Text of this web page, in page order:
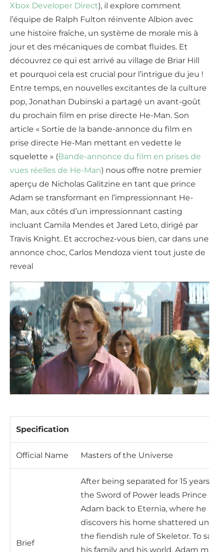
Xbox Developer Direct), il explore comment
l’équipe de Ralph Fulton réinvente Albion avec
une histoire fraîche, un système de morale mis à
jour et des mécaniques de combat fluides. Et
découvrez ce qui est arrivé au village de Briar Hill
et pourquoi cela est crucial pour l’intrigue du jeu !
Entre temps, en nouvelles excitantes de la culture
pop, Jonathan Dubinski a partagé un avant-goût
du prochain film en prise directe He-Man. Son
article « Sortie de la bande-annonce du film en
prise directe He-Man mettant en vedette le
squelette » (Bande-annonce du film en prises de
vues réelles de He-Man) nous offre notre premier
aperçu de Nicholas Galitzine en tant que prince
Adam se transformant en l’impressionnant He-
Man, aux côtés d’un impressionnant casting
incluant Camila Mendes et Jared Leto, dirigé par
Travis Knight. Et accrochez-vous bien, car dans une
annonce choc, Carlos Mendoza vient tout juste de
reveal
Specification
Official Name Masters of the Universe
Brief
After being separated for 15 years,
the Sword of Power leads Prince
Adam back to Eternia, where he
discovers his home shattered
the fiendish rule of Skeletor. To
his family and his world, Adam